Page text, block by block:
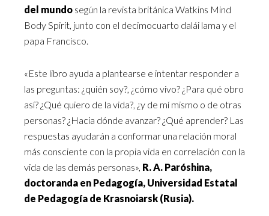
del mundo según la revista británica Watkins Mind
Body Spirit, junto con el decimocuarto dalái lama y el
papa Francisco.
«Este libro ayuda a plantearse e intentar responder a
las preguntas: ¿quién soy?, ¿cómo vivo? ¿Para qué obro
así? ¿Qué quiero de la vida?, ¿y de mí mismo o de otras
personas? ¿Hacia dónde avanzar? ¿Qué aprender? Las
respuestas ayudarán a conformar una relación moral
más consciente con la propia vida en correlación con la
vida de las demás personas», R. A. Paróshina,
doctoranda en Pedagogía, Universidad Estatal
de Pedagogía de Krasnoiarsk (Rusia).